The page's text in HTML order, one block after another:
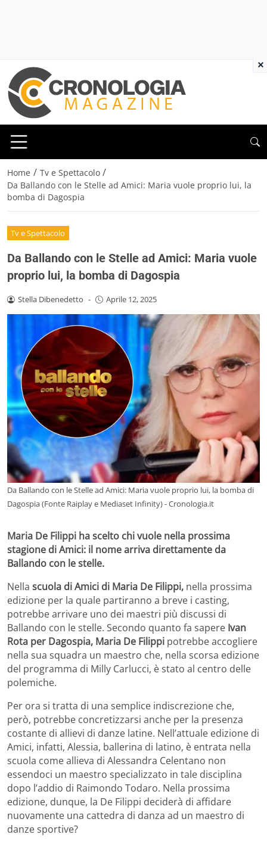
Home / Tv e Spettacolo /
Da Ballando con le Stelle ad Amici: Maria vuole proprio lui, la
bomba di Dagospia
Tv e Spettacolo
Da Ballando con le Stelle ad Amici: Maria vuole
proprio lui, la bomba di Dagospia
Stella Dibenedetto - Aprile 12, 2025
Da Ballando con le Stelle ad Amici: Maria vuole proprio lui, la bomba di
Dagospia (Fonte Raiplay e Mediaset Infinity) - Cronologia.it
Maria De Filippi ha scelto chi vuole nella prossima
stagione di Amici: il nome arriva direttamente da
Ballando con le stelle.
Nella scuola di Amici di Maria De Filippi, nella prossima
edizione per la quale partiranno a breve i casting,
potrebbe arrivare uno dei maestri più discussi di
Ballando con le stelle. Secondo quanto fa sapere Ivan
Rota per Dagospia, Maria De Filippi potrebbe accogliere
nella sua squadra un maestro che, nella scorsa edizione
del programma di Milly Carlucci, è stato al centro delle
polemiche.
Per ora si tratta di una semplice indiscrezione che,
però, potrebbe concretizzarsi anche per la presenza
costante di allievi di danze latine. Nell’attuale edizione di
Amici, infatti, Alessia, ballerina di latino, è entrata nella
scuola come allieva di Alessandra Celentano non
essendoci un maestro specializzato in tale disciplina
dopo l’addio di Raimondo Todaro. Nella prossima
edizione, dunque, la De Filippi deciderà di affidare
nuovamente una cattedra di danza ad un maestro di
danze sportive?
×